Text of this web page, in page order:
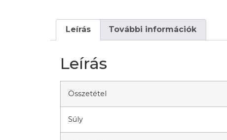
Leírás További információk
Leírás
Összetétel
Súly